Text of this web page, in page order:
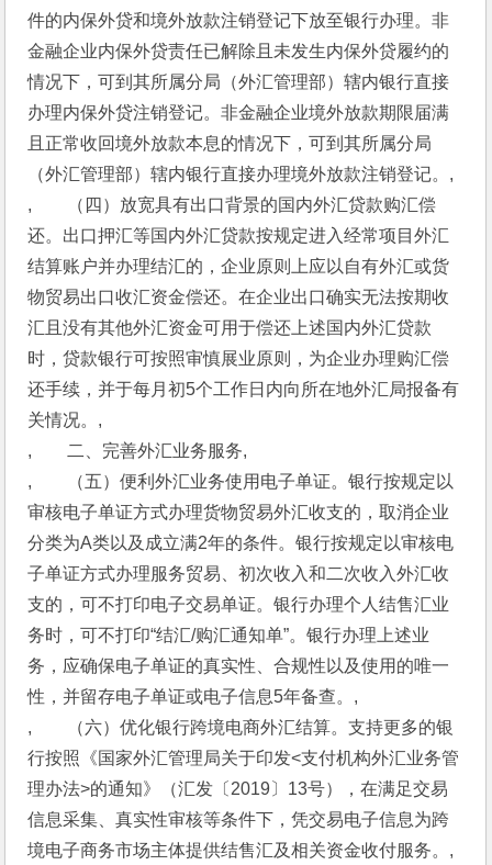
件的内保外贷和境外放款注销登记下放至银行办理。非
金融企业内保外贷责任已解除且未发生内保外贷履约的
情况下，可到其所属分局（外汇管理部）辖内银行直接
办理内保外贷注销登记。非金融企业境外放款期限届满
且正常收回境外放款本息的情况下，可到其所属分局
（外汇管理部）辖内银行直接办理境外放款注销登记。,
,　　（四）放宽具有出口背景的国内外汇贷款购汇偿
还。出口押汇等国内外汇贷款按规定进入经常项目外汇
结算账户并办理结汇的，企业原则上应以自有外汇或货
物贸易出口收汇资金偿还。在企业出口确实无法按期收
汇且没有其他外汇资金可用于偿还上述国内外汇贷款
时，贷款银行可按照审慎展业原则，为企业办理购汇偿
还手续，并于每月初5个工作日内向所在地外汇局报备有
关情况。,
,　　二、完善外汇业务服务,
,　　（五）便利外汇业务使用电子单证。银行按规定以
审核电子单证方式办理货物贸易外汇收支的，取消企业
分类为A类以及成立满2年的条件。银行按规定以审核电
子单证方式办理服务贸易、初次收入和二次收入外汇收
支的，可不打印电子交易单证。银行办理个人结售汇业
务时，可不打印“结汇/购汇通知单”。银行办理上述业
务，应确保电子单证的真实性、合规性以及使用的唯一
性，并留存电子单证或电子信息5年备查。,
,　　（六）优化银行跨境电商外汇结算。支持更多的银
行按照《国家外汇管理局关于印发<支付机构外汇业务管
理办法>的通知》（汇发〔2019〕13号），在满足交易
信息采集、真实性审核等条件下，凭交易电子信息为跨
境电子商务市场主体提供结售汇及相关资金收付服务。,